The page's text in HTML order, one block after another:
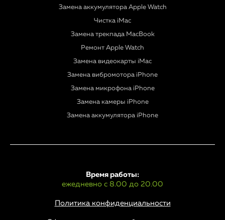
Замена аккумулятора Apple Watch
Чистка iMac
Замена трекпада MacBook
Ремонт Apple Watch
Замена видеокарты iMac
Замена вибромотора iPhone
Замена микрофона iPhone
Замена камеры iPhone
Замена аккумулятора iPhone
Политика конфиденциальности
Время работы:
ежедневно с 8.00 до 20.00